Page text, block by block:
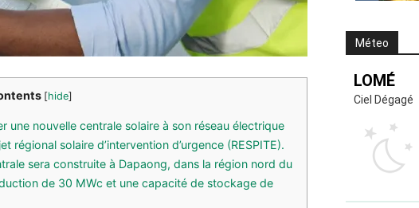
[hide]
une nouvelle centrale solaire à son réseau électrique
régional solaire d’intervention d’urgence (RESPITE).
sera construite à Dapaong, dans la région nord du
de 30 MWc et une capacité de stockage de
Méteo
LOMÉ
Ciel Dégagé